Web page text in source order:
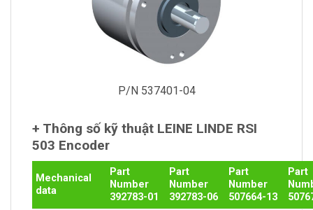
P/N 537401-04
+ Thông số kỹ thuật LEINE LINDE RSI
503 Encoder
Mechanical
data
Part
Number
392783-01
Part
Number
392783-06
Part
Number
507664-13
Part